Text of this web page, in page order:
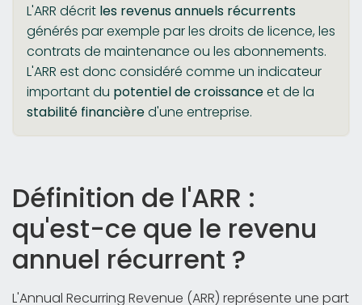
L'ARR décrit les revenus annuels récurrents
générés par exemple par les droits de licence, les
contrats de maintenance ou les abonnements.
L'ARR est donc considéré comme un indicateur
important du potentiel de croissanceet de la
stabilité financièred'une entreprise.
Définition de l'ARR :
qu'est-ce que le revenu
annuel récurrent ?
L'Annual Recurring Revenue (ARR) représente une part